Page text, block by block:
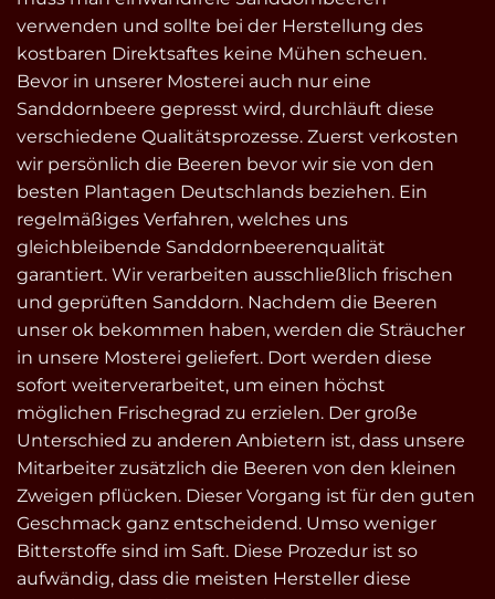
verwenden und sollte bei der Herstellung des
kostbaren Direktsaftes keine Mühen scheuen.
Bevor in unserer Mosterei auch nur eine
Sanddornbeere gepresst wird, durchläuft diese
verschiedene Qualitätsprozesse. Zuerst verkosten
wir persönlich die Beeren bevor wir sie von den
besten Plantagen Deutschlands beziehen. Ein
regelmäßiges Verfahren, welches uns
gleichbleibende Sanddornbeerenqualität
garantiert. Wir verarbeiten ausschließlich frischen
und geprüften Sanddorn. Nachdem die Beeren
unser ok bekommen haben, werden die Sträucher
in unsere Mosterei geliefert. Dort werden diese
sofort weiterverarbeitet, um einen höchst
möglichen Frischegrad zu erzielen. Der große
Unterschied zu anderen Anbietern ist, dass unsere
Mitarbeiter zusätzlich die Beeren von den kleinen
Zweigen pflücken. Dieser Vorgang ist für den guten
Geschmack ganz entscheidend. Umso weniger
Bitterstoffe sind im Saft. Diese Prozedur ist so
aufwändig, dass die meisten Hersteller diese